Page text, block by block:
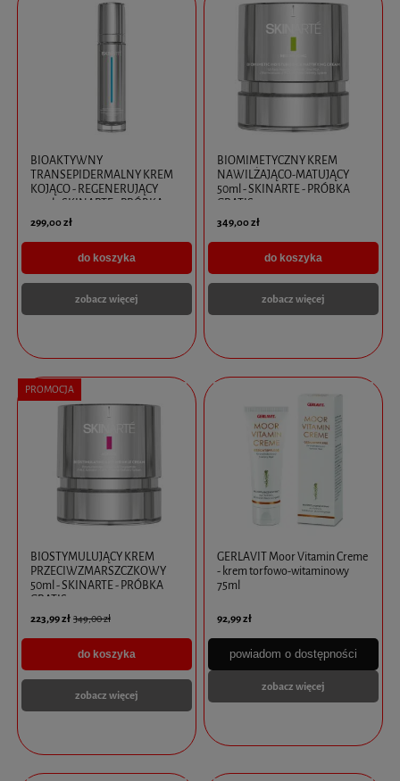
BIOAKTYWNY
TRANSEPIDERMALNY KREM
KOJĄCO - REGENERUJĄCY
50ml - SKINARTE - PRÓBKA
GRATIS
299,00 zł
do koszyka
zobacz więcej
BIOMIMETYCZNY KREM
NAWILŻAJĄCO-MATUJĄCY
50ml - SKINARTE - PRÓBKA
GRATIS
349,00 zł
do koszyka
zobacz więcej
BIOSTYMULUJĄCY KREM
PRZECIWZMARSZCZKOWY
50ml - SKINARTE - PRÓBKA
GRATIS
223,99 zł 349,00 zł
do koszyka
zobacz więcej
PROMOCJA
GERLAVIT Moor Vitamin Creme
- krem torfowo-witaminowy
75ml
92,99 zł
powiadom o dostępności
zobacz więcej